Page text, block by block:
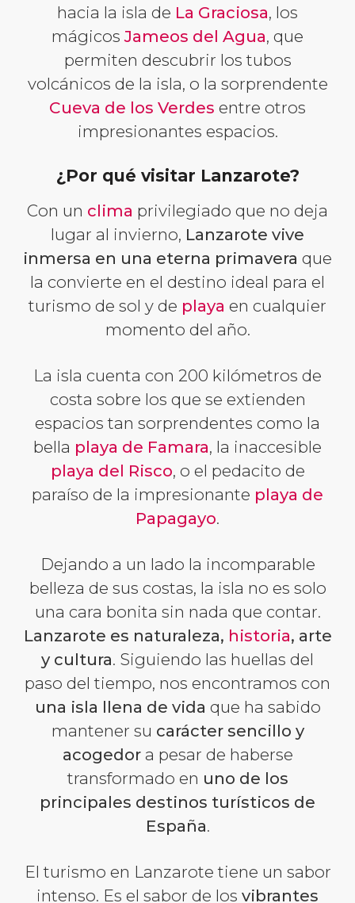
hacia la isla de La Graciosa, los
mágicosJameos del Agua, que
permiten descubrir los tubos
volcánicos de la isla, o la sorprendente
Cueva de los Verdes entre otros
impresionantes espacios.
¿Por qué visitar Lanzarote?
Con un clima privilegiado que no deja
lugar al invierno, Lanzarote vive
inmersa en una eterna primavera que
la convierte en el destino ideal para el
turismo de sol y de playa en cualquier
momento del año.
La isla cuenta con 200 kilómetros de
costa sobre los que se extienden
espacios tan sorprendentes como la
bella playa de Famara, la inaccesible
playa del Risco, o el pedacito de
paraíso de la impresionante playa de
Papagayo.
Dejando a un lado la incomparable
belleza de sus costas, la isla no es solo
una cara bonita sin nada que contar.
Lanzarote es naturaleza, historia, arte
y cultura. Siguiendo las huellas del
paso del tiempo, nos encontramos con
una isla llena de vida que ha sabido
mantener su carácter sencillo y
acogedora pesar de haberse
transformado en uno de los
principales destinos turísticos de
España.
El turismo en Lanzarote tiene un sabor
intenso. Es el sabor de los vibrantes